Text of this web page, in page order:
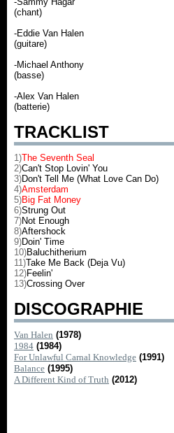
(chant)
-Eddie Van Halen
(guitare)
-Michael Anthony
(basse)
-Alex Van Halen
(batterie)
TRACKLIST
1)The Seventh Seal
2)Can't Stop Lovin' You
3)Don't Tell Me (What Love Can Do)
4)Amsterdam
5)Big Fat Money
6)Strung Out
7)Not Enough
8)Aftershock
9)Doin' Time
10)Baluchitherium
11)Take Me Back (Deja Vu)
12)Feelin'
13)Crossing Over
DISCOGRAPHIE
Van Halen (1978)
1984 (1984)
For Unlawful Carnal Knowledge (1991)
Balance (1995)
A Different Kind of Truth (2012)